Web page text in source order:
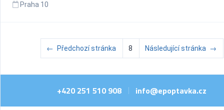
Praha 10
← Předchozí stránka 8 Následující stránka →
+420 251 510 908 info@epoptavka.cz